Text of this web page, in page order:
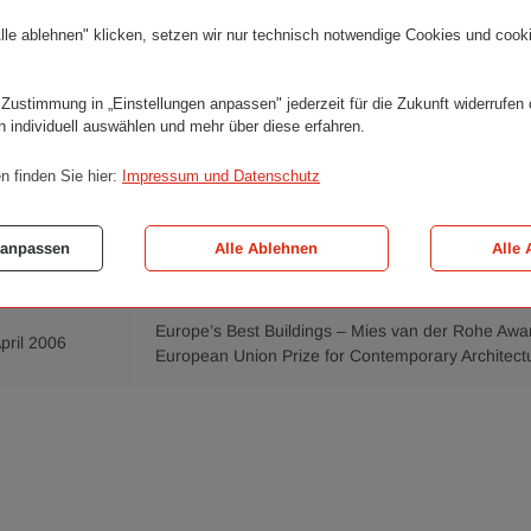
to the highly regarded “Netherlands Embassy in
(Office for Metropolitan Architecture). The
the winning project, the project awarded the
projects from the 242 submissions for this
BESCHREIBUNG
2006
Europe’s Best Buildings – Mies van der Rohe
European Union Prize for Contemporary
ablehnen" klicken, setzen wir nur technisch notwendige Cookies und
in „Einstellungen anpassen" jederzeit für die Zukunft widerrufen
individuell auswählen und mehr über diese erfahren.
finden Sie hier: Impressum und Datenschutz
Alle Ablehnen Alle